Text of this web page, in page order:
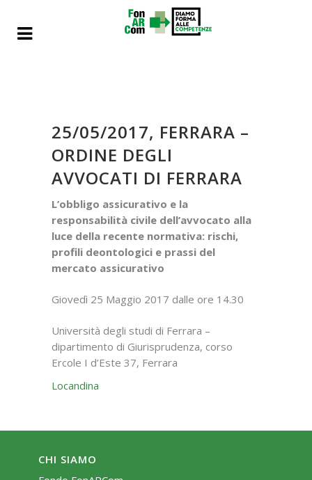
25/05/2017, FERRARA –
ORDINE DEGLI
AVVOCATI DI FERRARA
L’obbligo assicurativo e la
responsabilità civile dell’avvocato alla
luce della recente normativa: rischi,
profili deontologici e prassi del
mercato assicurativo
Giovedì 25 Maggio 2017 dalle ore 14.30
Università degli studi di Ferrara –
dipartimento di Giurisprudenza, corso
Ercole I d’Este 37, Ferrara
Locandina
CHI SIAMO